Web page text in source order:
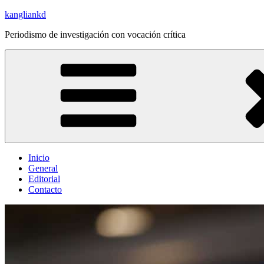
Saltar
contenido
kangliankd
Periodismo de investigación con vocación crítica
Inicio
General
Editorial
Contacto